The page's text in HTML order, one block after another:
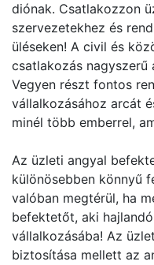
diónak. Csatlakozzon
szervezetekhez és
üléseken! A civil és
csatlakozás nagyszerű
Vegyen részt fontos
vállalkozásához arcát
minél több emberrel,
Az üzleti angyal
különösebben könnyű
valóban megtérül, ha
befektetőt, aki
vállalkozásába! Az
biztosítása mellett az